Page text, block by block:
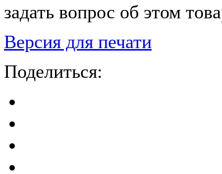
задать вопрос об этом
Версия для печати
Поделиться: